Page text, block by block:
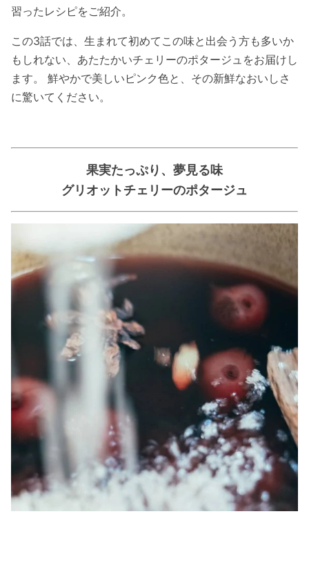
習ったレシピをご紹介。
この3話では、生まれて初めてこの味と出会う方も多いか
もしれない、あたたかいチェリーのポタージュをお届けし
ます。 鮮やかで美しいピンク色と、その新鮮なおいしさ
に驚いてください。
果実たっぷり、 夢見る味
グリオットチェリーのポタージュ